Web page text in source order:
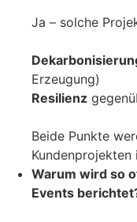
Ja – solche
Erzeugung)
Resilienz
Beide Punkte
Warum wird so
Events